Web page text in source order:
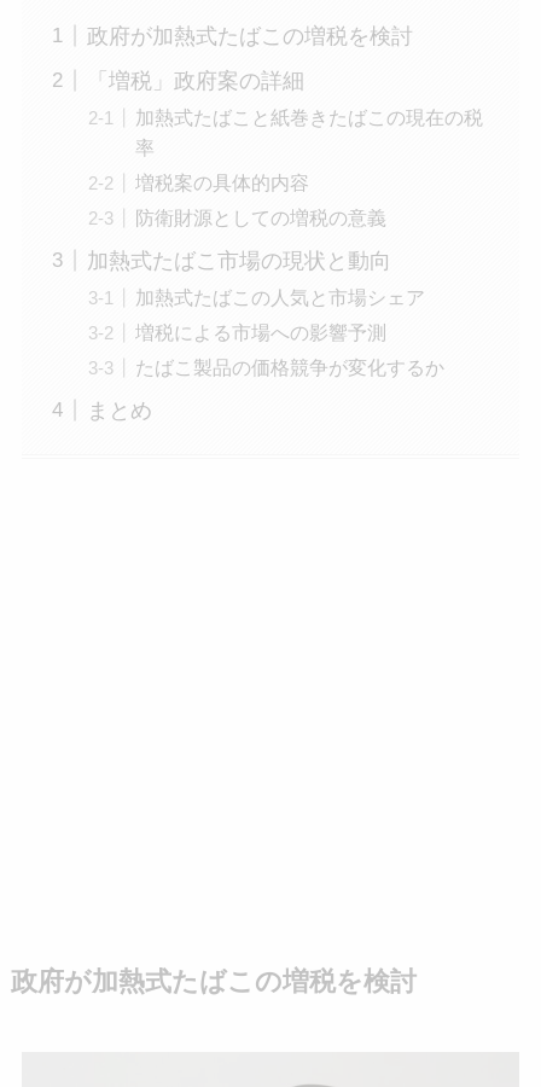
政府が加熱式たばこの増税を検討
「増税」政府案の詳細
加熱式たばこと紙巻きたばこの現在の税
率
増税案の具体的内容
防衛財源としての増税の意義
加熱式たばこ市場の現状と動向
加熱式たばこの人気と市場シェア
増税による市場への影響予測
たばこ製品の価格競争が変化するか
まとめ
政府が加熱式たばこの増税を検討